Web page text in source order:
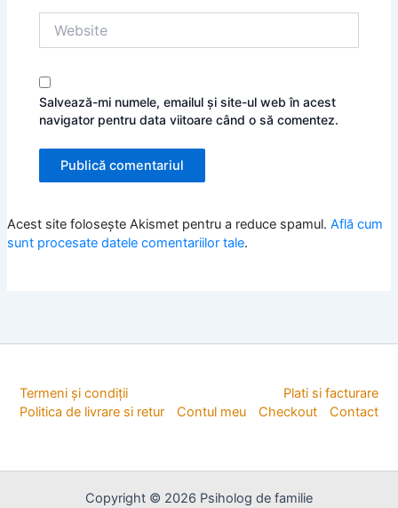
Salvează-mi numele, emailul și site-ul web în acest
navigator pentru data viitoare când o să comentez.
Acest site folosește Akismet pentru a reduce spamul. Află cum
sunt procesate datele comentariilor tale.
Termeni și condiții
Plati si facturare
Politica de livrare si retur
Contul meu Checkout Contact
Copyright © 2026 Psiholog de familie